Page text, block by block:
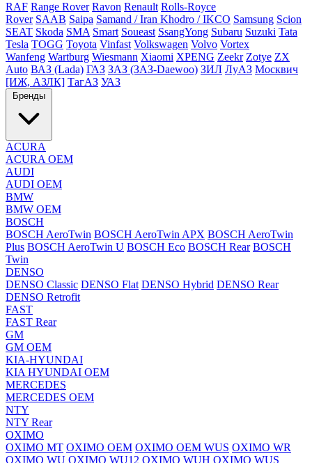
RAF Range Rover Ravon Renault Rolls-Royce
Rover SAAB Saipa Samand / Iran Khodro / IKCO Samsung Scion
SEAT Skoda SMA Smart Soueast SsangYong Subaru Suzuki Tata
Tesla TOGG Toyota Vinfast Volkswagen Volvo Vortex
Wanfeng Wartburg Wiesmann Xiaomi XPENG Zeekr Zotye ZX
Auto ВАЗ (Lada) ГАЗ ЗАЗ (ЗАЗ-Daewoo) ЗИЛ ЛуАЗ Москвич
[ИЖ, АЗЛК] ТагАЗ УАЗ
Бренды
ACURA
ACURA OEM
AUDI
AUDI OEM
BMW
BMW OEM
BOSCH
BOSCH AeroTwin BOSCH AeroTwin APX BOSCH AeroTwin
Plus BOSCH AeroTwin U BOSCH Eco BOSCH Rear BOSCH
Twin
DENSO
DENSO Classic DENSO Flat DENSO Hybrid DENSO Rear
DENSO Retrofit
FAST
FAST Rear
GM
GM OEM
KIA-HYUNDAI
KIA HYUNDAI OEM
MERCEDES
MERCEDES OEM
NTY
NTY Rear
OXIMO
OXIMO MT OXIMO OEM OXIMO OEM WUS OXIMO WR
OXIMO WU OXIMO WU12 OXIMO WUH OXIMO WUS